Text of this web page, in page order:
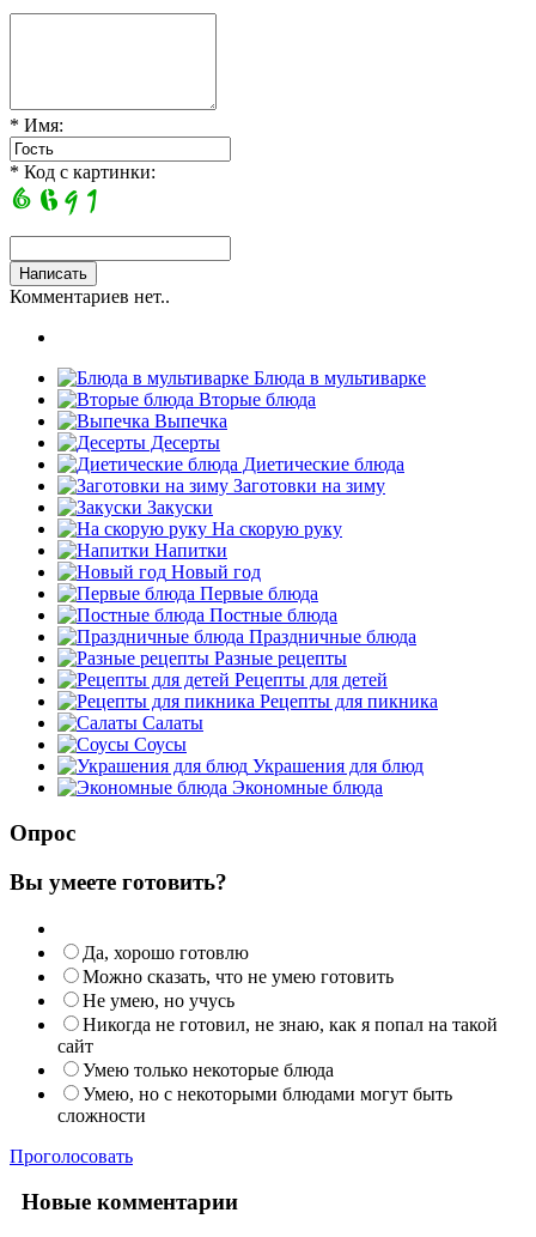
* Имя:
* Код с картинки:
Комментариев нет..
Блюда в мультиварке
Вторые блюда
Выпечка
Десерты
Диетические блюда
Заготовки на зиму
Закуски
На скорую руку
Напитки
Новый год
Первые блюда
Постные блюда
Праздничные блюда
Разные рецепты
Рецепты для детей
Рецепты для пикника
Салаты
Соусы
Украшения для блюд
Экономные блюда
Опрос
Вы умеете готовить?
Да, хорошо готовлю
Можно сказать, что не умею готовить
Не умею, но учусь
Никогда не готовил, не знаю, как я попал на такой
сайт
Умею только некоторые блюда
Умею, но с некоторыми блюдами могут быть
сложности
Проголосовать
Новые комментарии